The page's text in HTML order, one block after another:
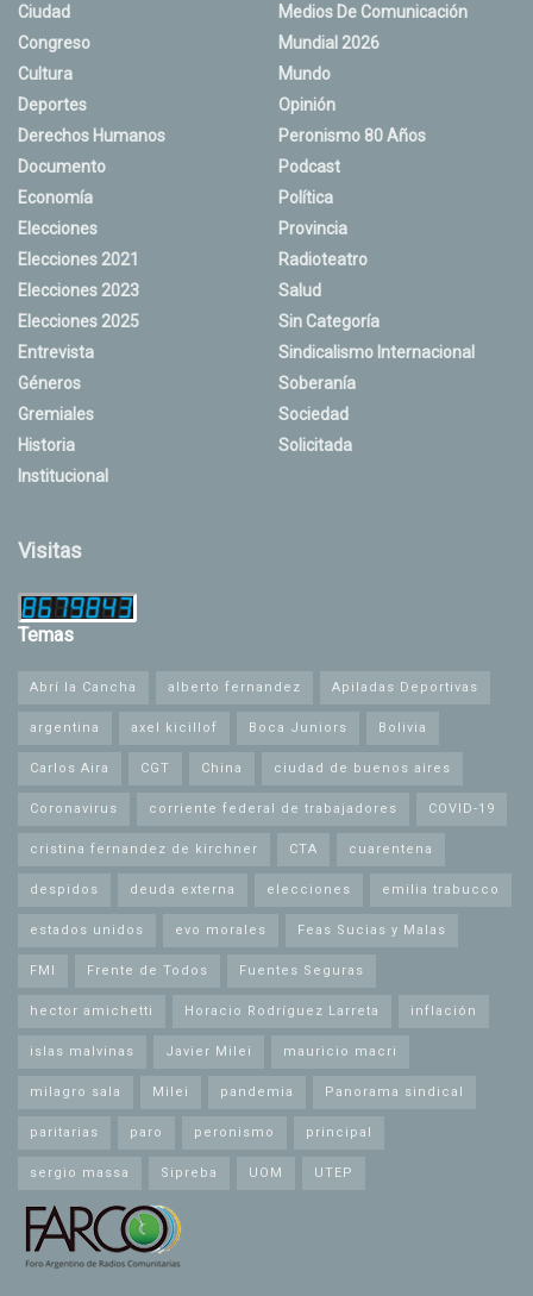
Ciudad
Congreso
Cultura
Deportes
Derechos Humanos
Documento
Economía
Elecciones
Elecciones 2021
Elecciones 2023
Elecciones 2025
Entrevista
Géneros
Gremiales
Historia
Institucional
Medios De Comunicación
Mundial 2026
Mundo
Opinión
Peronismo 80 Años
Podcast
Política
Provincia
Radioteatro
Salud
Sin Categoría
Sindicalismo Internacional
Soberanía
Sociedad
Solicitada
Visitas
Temas
Abrí la Cancha alberto fernandez Apiladas Deportivas
argentina axel kicillof Boca Juniors Bolivia
Carlos Aira CGT China ciudad de buenos aires
Coronavirus corriente federal de trabajadores COVID-19
cristina fernandez de kirchner CTA cuarentena
despidos deuda externa elecciones emilia trabucco
estados unidos evo morales Feas Sucias y Malas
FMI Frente de Todos Fuentes Seguras
hector amichetti Horacio Rodríguez Larreta inflación
islas malvinas Javier Milei mauricio macri
milagro sala Milei pandemia Panorama sindical
paritarias paro peronismo principal
sergio massa Sipreba UOM UTEP